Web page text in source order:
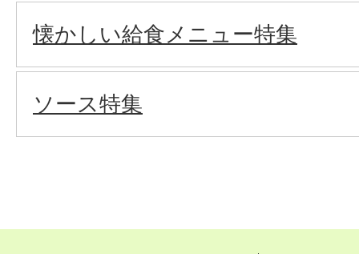
懐かしい給食メニュー特集
ソース特集